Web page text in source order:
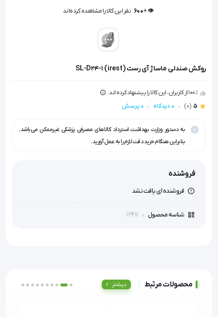
👁️ +
600 نفر این کالا را مشاهده کرده‌اند
روکش صندلی ماساژ آی رست (irest) SL-D24-1
100٪ از کاربران، این کالا را پیشنهاد کرده اند.
5
(0) 0 دیدگاه 0 پرسش
به دستور وزارت بهداشت استرداد کالاهای مصرفی پزشکی غیرممکن می‌باشد.
بنابراین هنگام خرید دقت لازم را به عمل آورید.
فروشنده
فروشنده ای یافت نشد
شناسه محصول 12411
محصولات مرتبط بیشتر